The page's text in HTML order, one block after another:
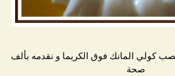
كولي المانك فوق الكريما و نقدمه بألف
صحة